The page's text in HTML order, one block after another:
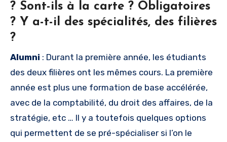
? Sont-ils à la carte ? Obligatoires
? Y a-t-il des spécialités, des filières
?
Alumni : Durant la première année, les étudiants
des deux filières ont les mêmes cours. La première
année est plus une formation de base accélérée,
avec de la comptabilité, du droit des affaires, de la
stratégie, etc … Il y a toutefois quelques options
qui permettent de se pré-spécialiser si l’on le